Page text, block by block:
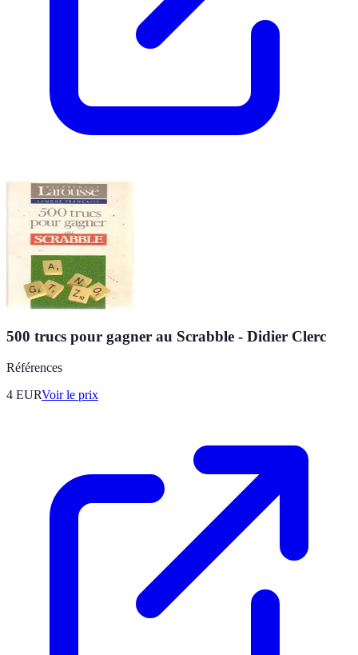
500 trucs pour gagner au Scrabble - Didier Clerc
Références
4 EURVoir le prix